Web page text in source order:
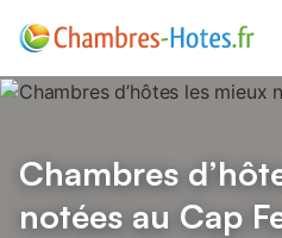
Chambres
notées au Cap